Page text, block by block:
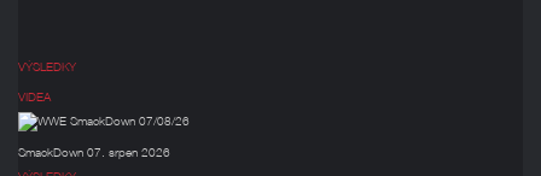
VÝSLEDKY
VIDEA
SmackDown 07. srpen 2026